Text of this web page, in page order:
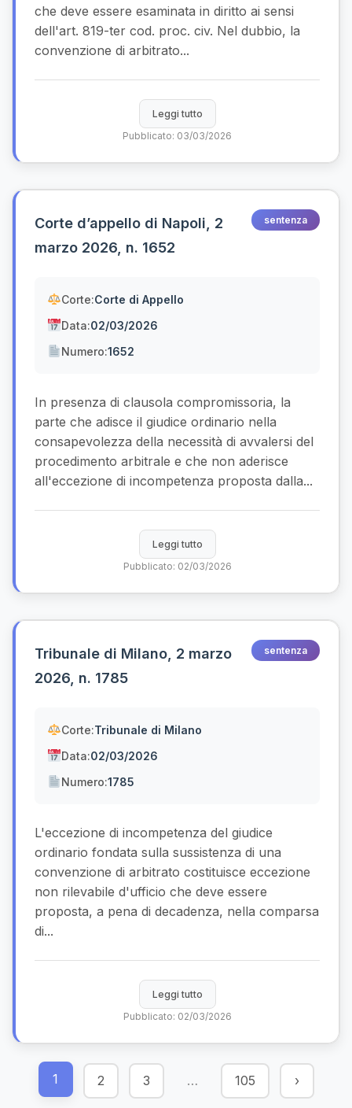
che deve essere esaminata in diritto ai sensi
dell'art. 819-ter cod. proc. civ. Nel dubbio, la
convenzione di arbitrato...
Leggi tutto
Pubblicato: 03/03/2026
Corte d’appello di Napoli, 2
marzo 2026, n. 1652
sentenza
Corte:Corte di Appello
Data:02/03/2026
Numero:1652
In presenza di clausola compromissoria, la
parte che adisce il giudice ordinario nella
consapevolezza della necessità di avvalersi del
procedimento arbitrale e che non aderisce
all'eccezione di incompetenza proposta dalla...
Leggi tutto
Pubblicato: 02/03/2026
Tribunale di Milano, 2 marzo
2026, n. 1785
sentenza
Corte:Tribunale di Milano
Data:02/03/2026
Numero:1785
L'eccezione di incompetenza del giudice
ordinario fondata sulla sussistenza di una
convenzione di arbitrato costituisce eccezione
non rilevabile d'ufficio che deve essere
proposta, a pena di decadenza, nella comparsa
di...
Leggi tutto
Pubblicato: 02/03/2026
1 2 3 … 105 ›